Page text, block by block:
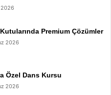
Premium Çözümler
2026
Özel Dans Kursu
2026